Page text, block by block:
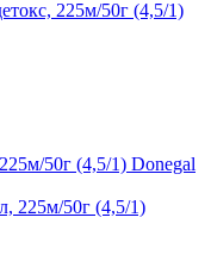
50г (4,5/1) Donegal